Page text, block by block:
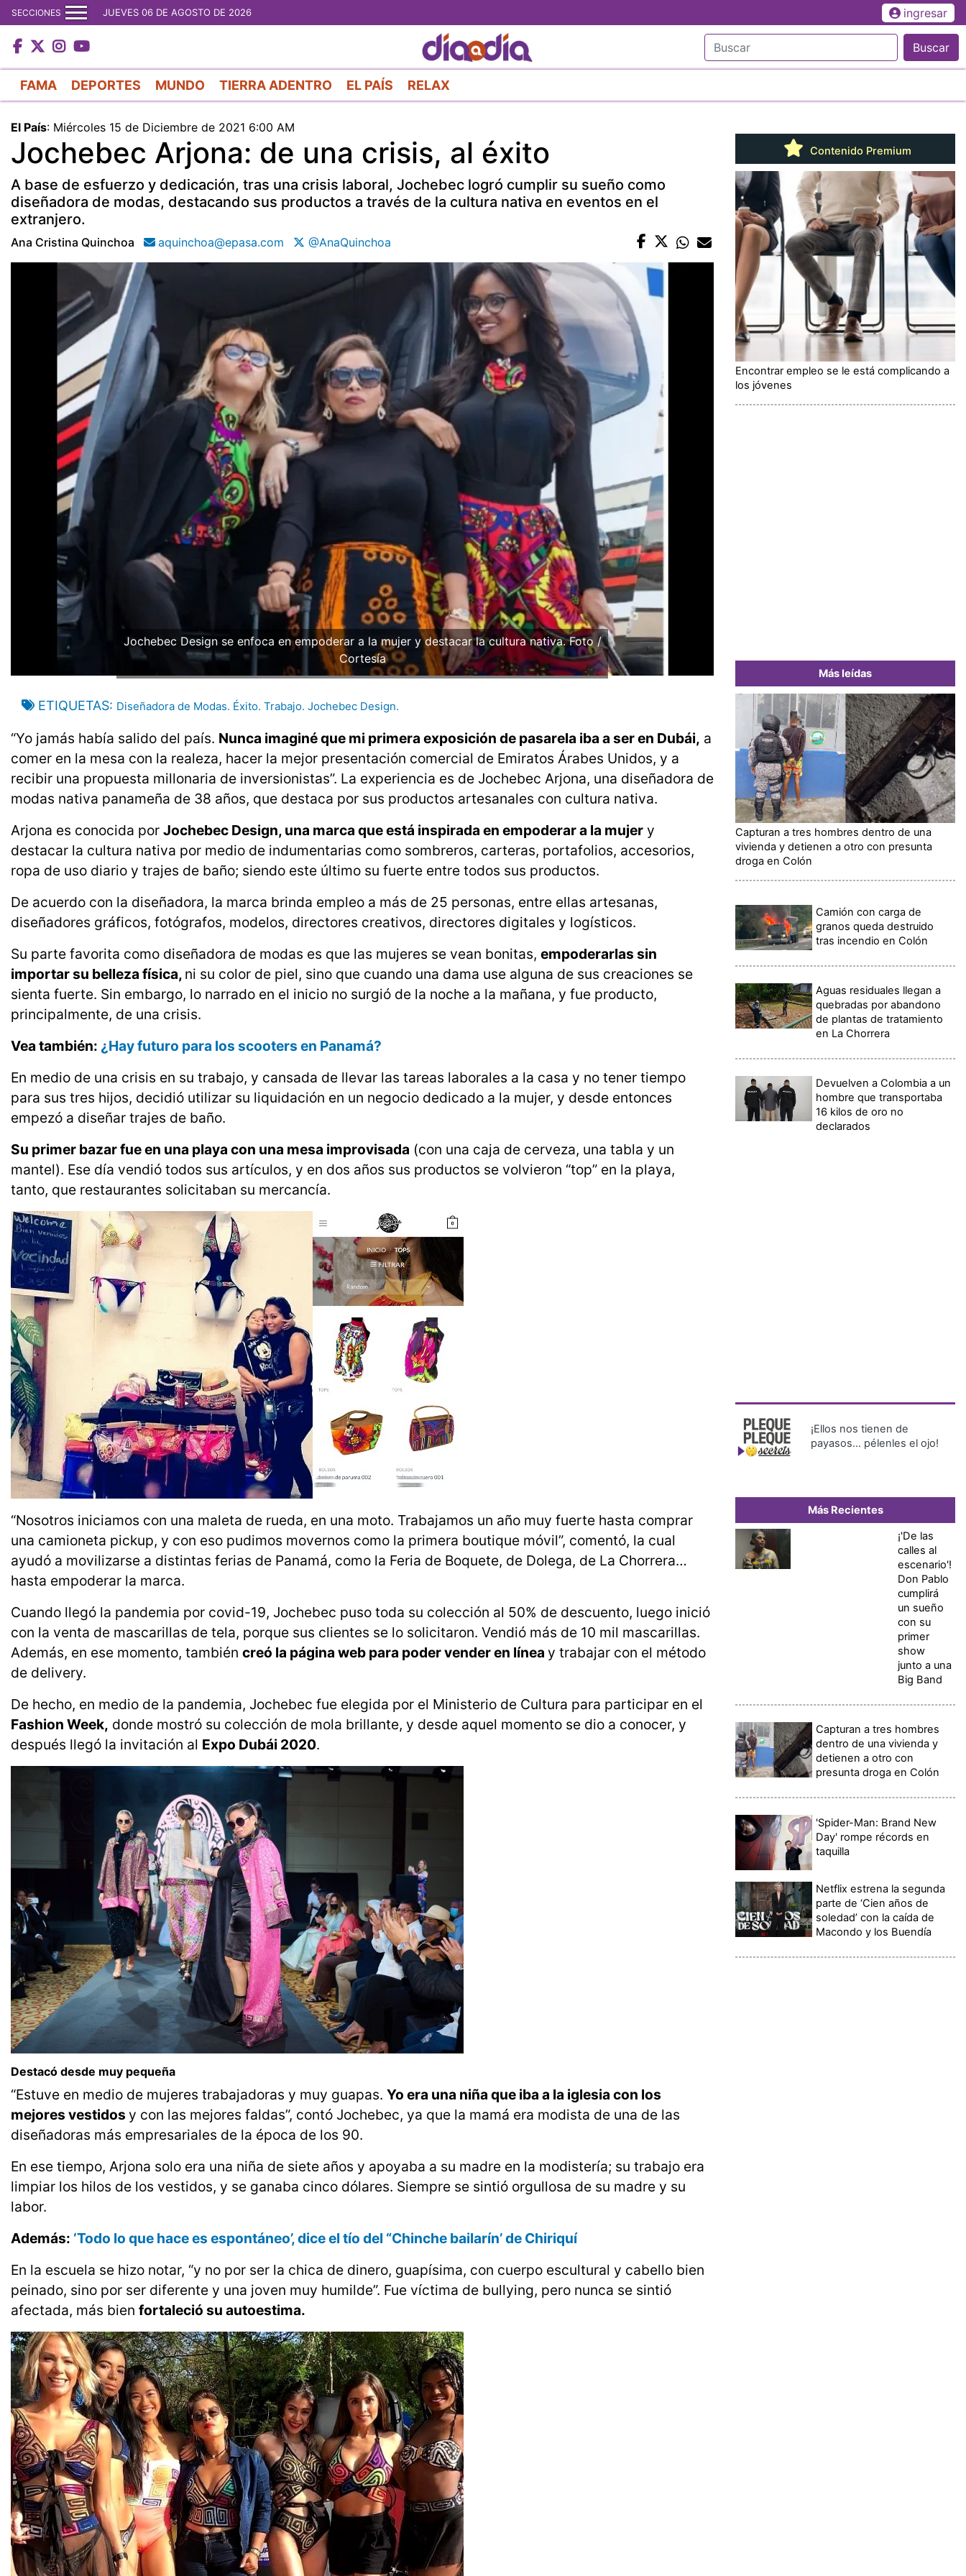
al
contenido
principal
SECCIONES JUEVES 06 DE AGOSTO DE 2026 ingresar
Buscar
FAMA DEPORTES MUNDO TIERRA ADENTRO EL PAÍS RELAX
El País: Miércoles 15 de Diciembre de 2021 6:00 AM
Jochebec Arjona: de una crisis, al éxito
A base de esfuerzo y dedicación, tras una crisis laboral, Jochebec logró cumplir su sueño como
diseñadora de modas, destacando sus productos a través de la cultura nativa en eventos en el
extranjero.
Ana Cristina Quinchoa aquinchoa@epasa.com @AnaQuinchoa
Jochebec Design se enfoca en empoderar a la mujer y destacar la cultura nativa. Foto /
Cortesía
ETIQUETAS Diseñadora de Modas. Éxito. Trabajo. Jochebec Design.
“Yo jamás había salido del país. Nunca imaginé que mi primera exposición de pasarela iba a ser en Dubái, a
comer en la mesa con la realeza, hacer la mejor presentación comercial de Emiratos Árabes Unidos, y a
recibir una propuesta millonaria de inversionistas”. La experiencia es de Jochebec Arjona, una diseñadora de
modas nativa panameña de 38 años, que destaca por sus productos artesanales con cultura nativa.
Arjona es conocida por Jochebec Design, una marca que está inspirada en empoderar a la mujer y
destacar la cultura nativa por medio de indumentarias como sombreros, carteras, portafolios, accesorios,
ropa de uso diario y trajes de baño; siendo este último su fuerte entre todos sus productos.
De acuerdo con la diseñadora, la marca brinda empleo a más de 25 personas, entre ellas artesanas,
diseñadores gráficos, fotógrafos, modelos, directores creativos, directores digitales y logísticos.
Su parte favorita como diseñadora de modas es que las mujeres se vean bonitas, empoderarlas sin
importar su belleza física, ni su color de piel, sino que cuando una dama use alguna de sus creaciones se
sienta fuerte. Sin embargo, lo narrado en el inicio no surgió de la noche a la mañana, y fue producto,
principalmente, de una crisis.
Vea también: ¿Hay futuro para los scooters en Panamá?
En medio de una crisis en su trabajo, y cansada de llevar las tareas laborales a la casa y no tener tiempo
para sus tres hijos, decidió utilizar su liquidación en un negocio dedicado a la mujer, y desde entonces
empezó a diseñar trajes de baño.
Su primer bazar fue en una playa con una mesa improvisada (con una caja de cerveza, una tabla y un
mantel). Ese día vendió todos sus artículos, y en dos años sus productos se volvieron “top” en la playa,
tanto, que restaurantes solicitaban su mercancía.
“Nosotros iniciamos con una maleta de rueda, en una moto. Trabajamos un año muy fuerte hasta comprar
una camioneta pickup, y con eso pudimos movernos como la primera boutique móvil”, comentó, la cual
ayudó a movilizarse a distintas ferias de Panamá, como la Feria de Boquete, de Dolega, de La Chorrera…
hasta empoderar la marca.
Cuando llegó la pandemia por covid-19, Jochebec puso toda su colección al 50% de descuento, luego inició
con la venta de mascarillas de tela, porque sus clientes se lo solicitaron. Vendió más de 10 mil mascarillas.
Además, en ese momento, también creó la página web para poder vender en línea y trabajar con el método
de delivery.
De hecho, en medio de la pandemia, Jochebec fue elegida por el Ministerio de Cultura para participar en el
Fashion Week, donde mostró su colección de mola brillante, y desde aquel momento se dio a conocer, y
después llegó la invitación al Expo Dubái 2020.
Destacó desde muy pequeña
“Estuve en medio de mujeres trabajadoras y muy guapas. Yo era una niña que iba a la iglesia con los
mejores vestidos y con las mejores faldas”, contó Jochebec, ya que la mamá era modista de una de las
diseñadoras más empresariales de la época de los 90.
En ese tiempo, Arjona solo era una niña de siete años y apoyaba a su madre en la modistería; su trabajo era
limpiar los hilos de los vestidos, y se ganaba cinco dólares. Siempre se sintió orgullosa de su madre y su
labor.
Además: ‘Todo lo que hace es espontáneo’, dice el tío del “Chinche bailarín’ de Chiriquí
En la escuela se hizo notar, “y no por ser la chica de dinero, guapísima, con cuerpo escultural y cabello bien
peinado, sino por ser diferente y una joven muy humilde”. Fue víctima de bullying, pero nunca se sintió
afectada, más bien fortaleció su autoestima.
Contenido Premium
Encontrar empleo se le está complicando a
los jóvenes
Más leídas
Capturan a tres hombres dentro de una
vivienda y detienen a otro con presunta
droga en Colón
Camión con carga de
granos queda destruido
tras incendio en Colón
Aguas residuales llegan a
quebradas por abandono
de plantas de tratamiento
en La Chorrera
Devuelven a Colombia a un
hombre que transportaba
16 kilos de oro no
declarados
¡Ellos nos tienen de
payasos… pélenles el ojo!
Más Recientes
¡'De las
calles al
escenario'!
Don Pablo
cumplirá
un sueño
con su
primer
show
junto a una
Big Band
Capturan a tres hombres
dentro de una vivienda y
detienen a otro con
presunta droga en Colón
'Spider-Man: Brand New
Day' rompe récords en
taquilla
Netflix estrena la segunda
parte de ‘Cien años de
soledad’ con la caída de
Macondo y los Buendía